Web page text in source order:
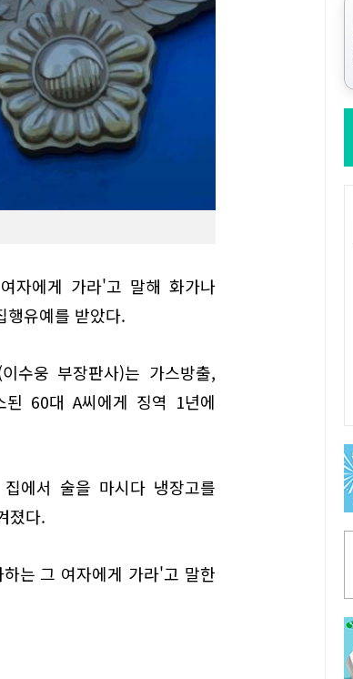
자에게 가라'고 말해 화가나
행유예를 받았다.
수웅 부장판사)는 가스방출,
된 60대 A씨에게 징역 1년에
에서 술을 마시다 냉장고를
졌다.
는 그 여자에게 가라'고 말한